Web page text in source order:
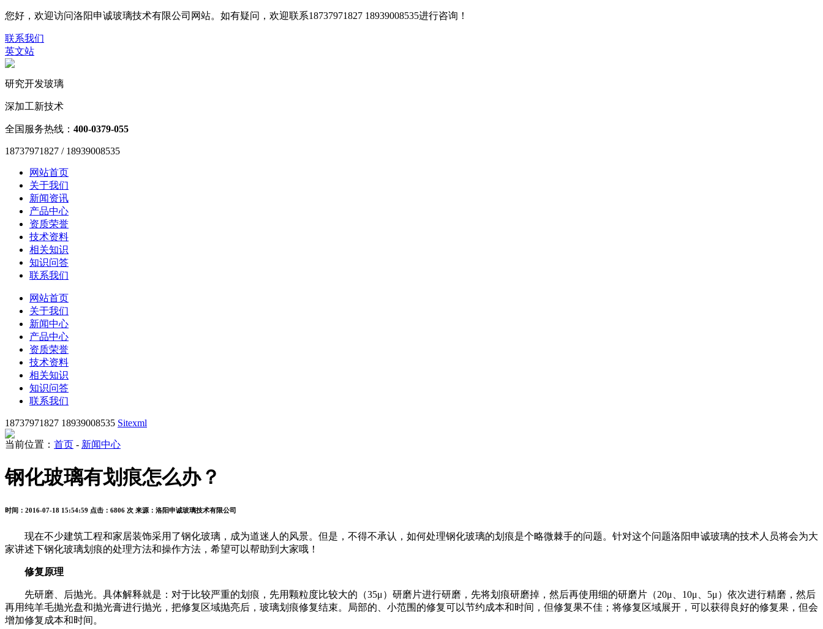
您好，欢迎访问洛阳申诚玻璃技术有限公司网站。如有疑问，欢迎联系18737971827 18939008535进行咨询！
联系我们
英文站
研究开发玻璃
深加工新技术
全国服务热线： 400-0379-055
18737971827 / 18939008535
网站首页
关于我们
新闻资讯
产品中心
资质荣誉
技术资料
相关知识
知识问答
联系我们
网站首页
关于我们
新闻中心
产品中心
资质荣誉
技术资料
相关知识
知识问答
联系我们
18737971827 18939008535 Sitexml
当前位置： 首页 - 新闻中心
钢化玻璃有划痕怎么办？
时间：2016-07-18 15:54:59 点击：6806 次 来源：洛阳申诚玻璃技术有限公司
现在不少建筑工程和家居装饰采用了钢化玻璃，成为道迷人的风景。但是，不得不承认，如何处理钢化玻璃的划痕是个略微棘手的问题。针对这个问题洛阳申诚玻璃的技术人员将会为大
家讲述下钢化玻璃划痕的处理方法和操作方法，希望可以帮助到大家哦！
修复原理
先研磨、后抛光。具体解释就是：对于比较严重的划痕，先用颗粒度比较大的（35μ）研磨片进行研磨，先将划痕研磨掉，然后再使用细的研磨片（20μ、 10μ、 5μ）依次进行精磨，然后
再用纯羊毛抛光盘和抛光膏进行抛光，把修复区域抛亮后，玻璃划痕修复结束。局部的、小范围的修复可以节约成本和时间，但修复果不佳；将修复区域展开，可以获得良好的修复果，但会
增加修复成本和时间。